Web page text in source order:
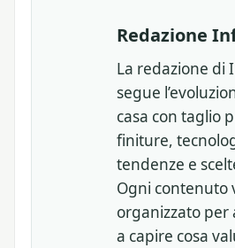
Redazione
La redazione di
segue
casa con taglio
finiture,
tendenze e
Ogni contenuto
organizzato per
a capire cosa